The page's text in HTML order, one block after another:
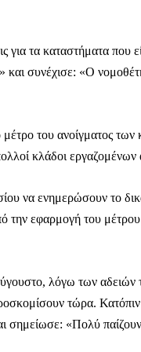
μπορεί να είναι
από το να τα
γιατί μας επιτρέπει
μας προσβάσιμη
Χωρίς paywall, χωρίς
έσοδα διαρκώς
για τη
για τα καταστήματα που
και συνέχισε: «Ο
του ανοίγματος των
κλάδοι εργαζομένων
να ενημερώσουν το
εφαρμογή του
λόγω των
τώρα.
«Πολύ παίζουν